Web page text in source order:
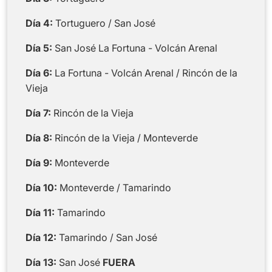
Día 4: Tortuguero / San José
Día 5: San José La Fortuna - Volcán Arenal
Día 6: La Fortuna - Volcán Arenal / Rincón de la
Vieja
Día 7: Rincón de la Vieja
Día 8: Rincón de la Vieja / Monteverde
Día 9: Monteverde
Día 10: Monteverde / Tamarindo
Día 11: Tamarindo
Día 12: Tamarindo / San José
Día 13: San José FUERA